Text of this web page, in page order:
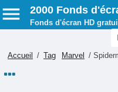
2000 Fonds
Fonds d'écran HD
Accueil / Tag Marvel /